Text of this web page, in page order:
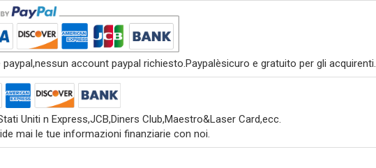
account paypal richiesto.Paypalèsicuro e gratuito per gli acquirenti.
Uniti n Express,JCB,Diners Club,Maestro&Laser Card,ecc.
mai le tue informazioni finanziarie con noi.